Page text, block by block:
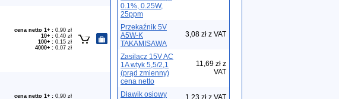
cena netto 1+ : 0,90 zł
10+ : 0,40 zł
100+ : 0,15 zł
4000+ : 0,07 zł
cena netto 1+ : 0,90 zł
0.1%, 0.25W,
25ppm
Przekaźnik 5V
A5W-K
TAKAMISAWA
3,08 zł z VAT
Zasilacz 15V AC
1A wtyk 5,5/2,1
(prąd zmienny)
cena netto
11,69 zł z
VAT
Dławik osiowy
1,23 zł z VAT